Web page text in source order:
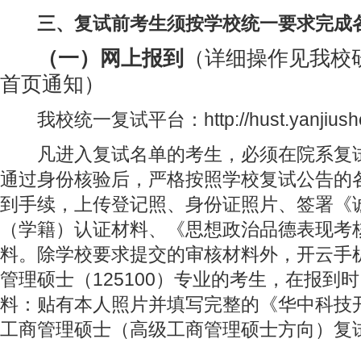
三、复试前考生须按学校统一要求完成
（一）网上报到 （详细操作见我校
首页通知）
我校统一复试平台：http://
凡进入复试名单的考生，必须在院系复
通过身份核验后，严格按照学校复试公告的
到手续，上传登记照、身份证照片、签署《
（学籍）认证材料、《思想政治品德表现
料。除学校要求提交的审核材料外，开云手
管理硕士（125100）专业的考生，在报到
料：贴有本人照片并填写完整的《华中科技
工商管理硕士（高级工商管理硕士方向）复